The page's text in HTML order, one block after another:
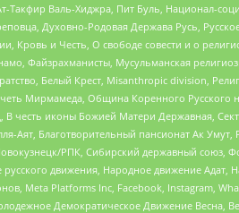
Такфир Валь-Хиджра, Пит Буль, Национал-
Духовно-Родовая Держава Русь,
Кровь и Честь, О свободе совести и о
Файзрахманисты, Мусульманская
Белый Крест, Misanthropic division,
Мирмамеда, Община Коренного Русского
В честь иконы Божией Матери Державная,
Аят, Благотворительный пансионат Ак
РПК, Сибирский державный союз,
движения, Народное движение Адат,
Meta Platforms Inc, Facebook, Instagram,
Демократическое Движение Весна,